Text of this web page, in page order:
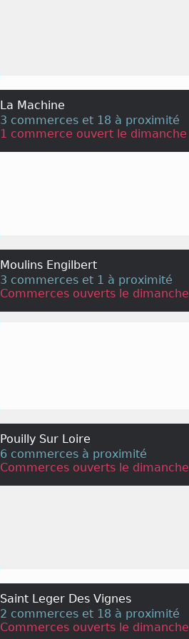
La Machine
3 commerces et 18 à proximité
1 commerce ouvert le dimanche
Moulins Engilbert
3 commerces et 1 à proximité
Commerces ouverts le dimanche
Pouilly Sur Loire
6 commerces à proximité
Commerces ouverts le dimanche
Saint Leger Des Vignes
2 commerces et 18 à proximité
Commerces ouverts le dimanche